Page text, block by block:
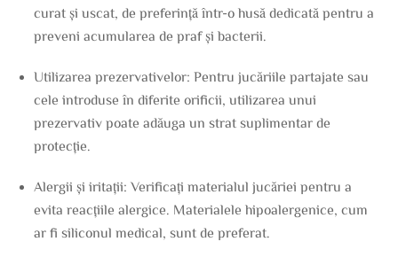
curat și uscat, de preferință într-o husă dedicată pentru a
preveni acumularea de praf și bacterii.
Utilizarea prezervativelor: Pentru jucăriile partajate sau
cele introduse în diferite orificii, utilizarea unui
prezervativ poate adăuga un strat suplimentar de
protecție.
Alergii și iritații: Verificați materialul jucăriei pentru a
evita reacțiile alergice. Materialele hipoalergenice, cum
ar fi siliconul medical, sunt de preferat.